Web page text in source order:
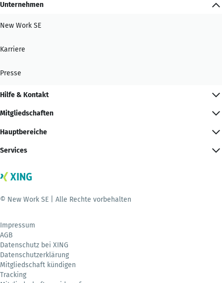
Unternehmen
New Work SE
Karriere
Presse
Hilfe & Kontakt
Mitgliedschaften
Hauptbereiche
Services
© New Work SE | Alle Rechte vorbehalten
Impressum
AGB
Datenschutz bei XING
Datenschutzerklärung
Mitgliedschaft kündigen
Tracking